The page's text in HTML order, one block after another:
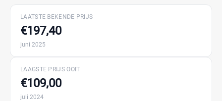
LAATSTE BEKENDE PRIJS
€197,40
juni 2025
LAAGSTE PRIJS OOIT
€109,00
juli 2024